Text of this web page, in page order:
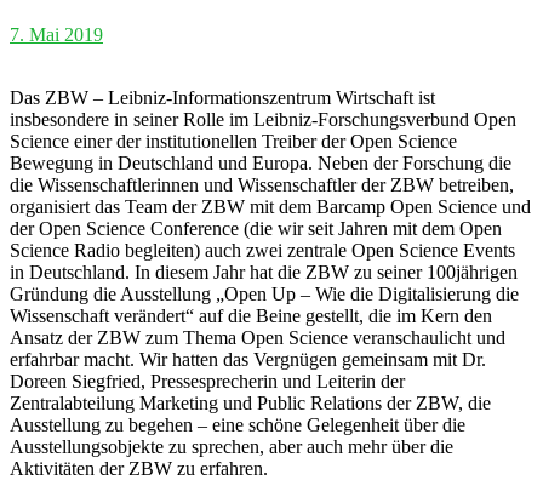
7. Mai 2019
Das ZBW – Leibniz-Informationszentrum Wirtschaft ist
insbesondere in seiner Rolle im Leibniz-Forschungsverbund Open
Science einer der institutionellen Treiber der Open Science
Bewegung in Deutschland und Europa. Neben der Forschung die
die Wissenschaftlerinnen und Wissenschaftler der ZBW betreiben,
organisiert das Team der ZBW mit dem Barcamp Open Science und
der Open Science Conference (die wir seit Jahren mit dem Open
Science Radio begleiten) auch zwei zentrale Open Science Events
in Deutschland. In diesem Jahr hat die ZBW zu seiner 100jährigen
Gründung die Ausstellung „Open Up – Wie die Digitalisierung die
Wissenschaft verändert“ auf die Beine gestellt, die im Kern den
Ansatz der ZBW zum Thema Open Science veranschaulicht und
erfahrbar macht. Wir hatten das Vergnügen gemeinsam mit Dr.
Doreen Siegfried, Pressesprecherin und Leiterin der
Zentralabteilung Marketing und Public Relations der ZBW, die
Ausstellung zu begehen – eine schöne Gelegenheit über die
Ausstellungsobjekte zu sprechen, aber auch mehr über die
Aktivitäten der ZBW zu erfahren.